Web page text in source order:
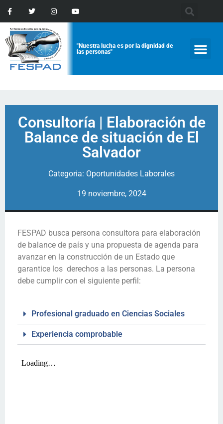
"Nuestra lucha es por la dignidad de
las personas"
Consultoría | Elaboración de
Balance de situación de El
Salvador
Categoria: Oportunidades Laborales
19 noviembre, 2024
FESPAD busca persona consultora para elaboración
de balance de país y una propuesta de agenda para
avanzar en la construcción de un Estado que
garantice los derechos a las personas. La persona
debe cumplir con el siguiente perfil:
Profesional graduado en Ciencias Sociales
Experiencia comprobable